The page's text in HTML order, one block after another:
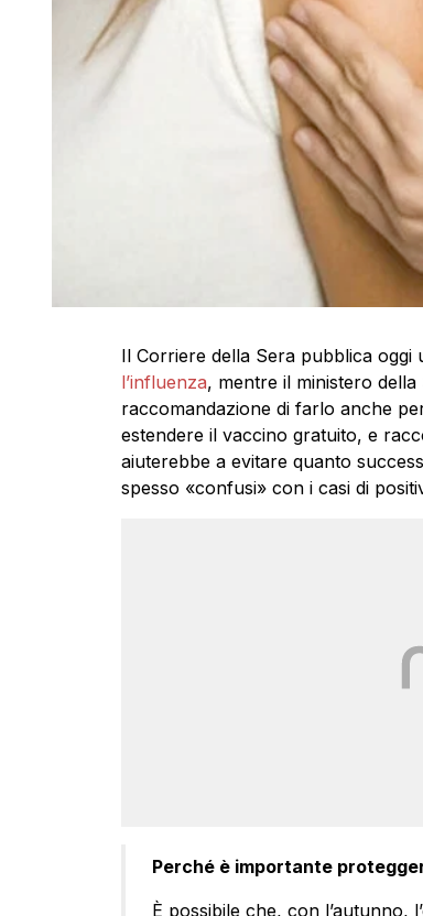
Il Corriere della Sera pubblica oggi
l’influenza, mentre il ministero
raccomandazione di farlo anche
estendere il vaccino gratuito, e
aiuterebbe a evitare quanto
spesso «confusi» con i casi di
Perché è importante
È possibile che, con l’autunno,